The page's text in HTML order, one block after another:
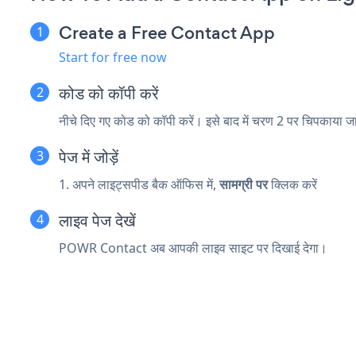
Create a Free Contact App
Start for free now
कोड को कॉपी करें
नीचे दिए गए कोड को कॉपी करें। इसे बाद में चरण 2 पर चिपकाया
पेज में जोड़ें
1. अपने लाइट्सपीड बैक ऑफिस में,सामग्री परक्लिक करें
लाइव पेज देखें
POWR Contact अब आपकी लाइव साइट पर दिखाई देगा।